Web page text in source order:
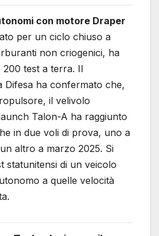
con motore Draper
per un ciclo chiuso a
non criogenici, ha
test a terra. Il
Difesa ha confermato che,
il velivolo
Talon-A ha raggiunto
in due voli di prova, uno a
altro a marzo 2025. Si
statunitensi di un veicolo
a quelle velocità